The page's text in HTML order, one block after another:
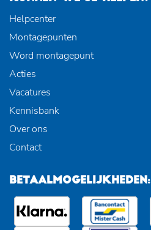
Helpcenter
Montagepunten
Word montagepunt
Acties
Vacatures
Kennisbank
Over ons
Contact
BETAALMOGELIJKHEDEN: